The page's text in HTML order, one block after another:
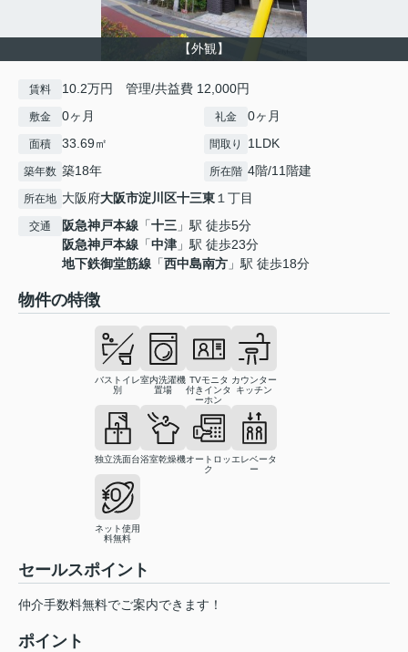
【外観】
賃料 10.2万円 管理/共益費 12,000円
敷金 0ヶ月 礼金 0ヶ月
面積 33.69㎡ 間取り 1LDK
築年数 築18年 所在階 4階/11階建
所在地 大阪府大阪市淀川区十三東 １丁目
交通 阪急神戸本線 「十三 」駅 徒歩5分
阪急神戸本線 「中津 」駅 徒歩23分
地下鉄御堂筋線 「西中島南方 」駅 徒歩18分
物件の特徴
バストイレ
別
室内洗濯機
置場
TVモニタ
付きインタ
ーホン
カウンター
キッチン
独立洗面台浴室乾燥機オートロッ
ク
エレベータ
ー
ネット使用
料無料
セールスポイント
仲介手数料無料でご案内できます！
ポイント